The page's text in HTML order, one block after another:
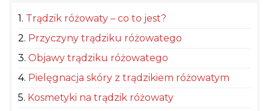
1. Trądzik różowaty – co to jest?
2. Przyczyny trądziku różowatego
3. Objawy trądziku różowatego
4. Pielęgnacja skóry z trądzikiem różowatym
5. Kosmetyki na trądzik różowaty